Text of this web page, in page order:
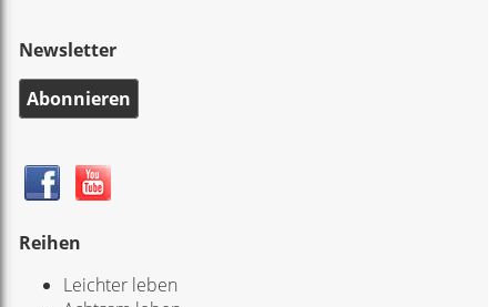
Newsletter
Abonnieren
Reihen
Leichter leben